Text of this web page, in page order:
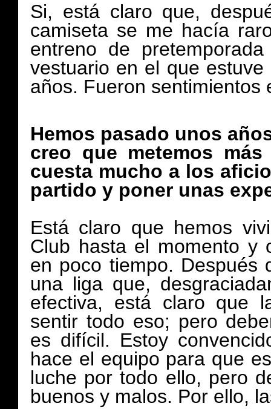
Si, está claro que,
camiseta se me hacía
entreno de
vestuario en el que
años. Fueron sentimientos
Hemos pasado unos
creo que metemos
cuesta mucho a los
partido y poner unas
Está claro que hemos
Club hasta el momento y
en poco tiempo. Después
una liga que,
efectiva, está claro que
sentir todo eso; pero
es difícil. Estoy
hace el equipo para que
luche por todo ello, pero
buenos y malos. Por ello,